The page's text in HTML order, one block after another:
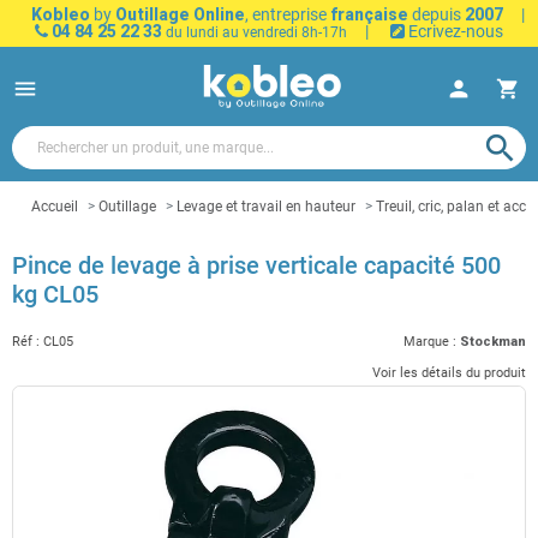
Kobleo by Outillage Online, entreprise française depuis 2007
|
04 84 25 22 33 du lundi au vendredi 8h-17h | Ecrivez-nous
menu person shopping_cart
search
Accueil Outillage Levage et travail en hauteur Treuil, cric, palan et
Pince de levage à prise verticale capacité 500
kg CL05
Réf : CL05 Marque : Stockman
Voir les détails du produit